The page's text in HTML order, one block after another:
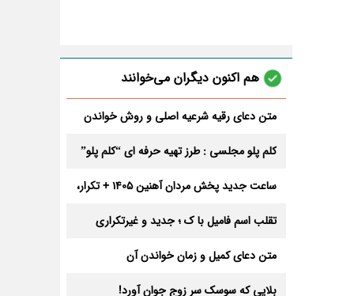
هم اکنون دیگران می‌خوانند
متن دعای رقیه شرعیه اصلی و روش خواندن
کلم پلو مجلسی : طرز تهیه حرفه ای “کلم پلو”
ساعت جدید پخش مردان آهنین 1405 + تکرار،
تقلب اسم فامیل با ک ؛ جدید و غیرتکراری
متن دعای کمیل و زمان خواندن آن
بلایی که سوسک سر زوج جوان آورد!